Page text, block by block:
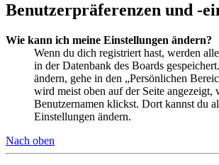
Benutzerpräferenzen und -
Wie kann ich meine Einstellungen ändern?
Wenn du dich registriert hast, werden
in der Datenbank des Boards
ändern, gehe in den „Persönlichen
wird meist oben auf der Seite angezeigt,
Benutzernamen klickst. Dort kannst du
Einstellungen ändern.
Nach oben